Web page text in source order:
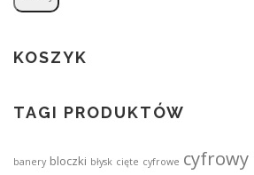
KOSZYK
TAGI PRODUKTÓW
banery bloczki błysk cięte cyfrowe cyfrowy